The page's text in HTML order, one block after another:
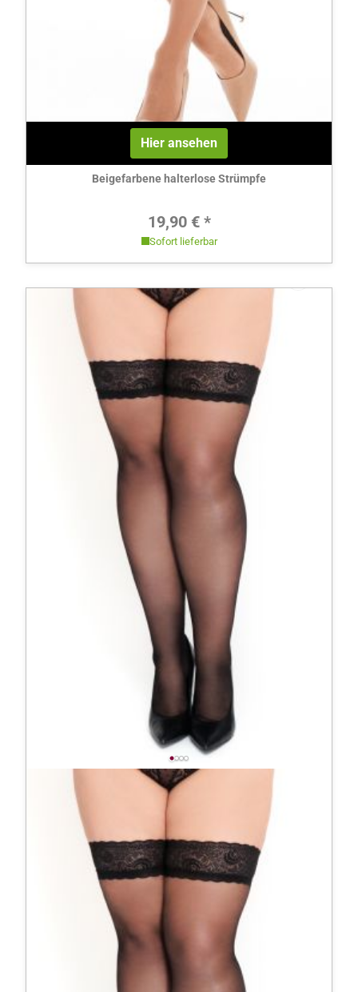
Hier ansehen
Beigefarbene halterlose Strümpfe
Regulärer Preis:
19,90 € *
Sofort lieferbar